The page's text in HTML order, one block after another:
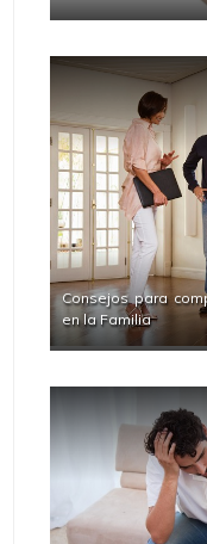
Consejos para
en la Familia